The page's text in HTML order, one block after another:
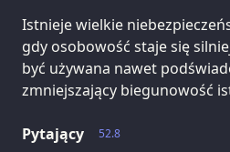
Istnieje wielkie
gdy osobowość staje się
być używana nawet
zmniejszający biegunowość
52.8
Pytający